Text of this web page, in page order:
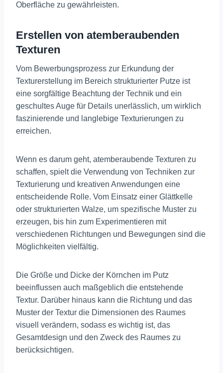
Oberfläche zu gewährleisten.
Erstellen von atemberaubenden
Texturen
Vom Bewerbungsprozess zur Erkundung der
Texturerstellung im Bereich strukturierter Putze ist
eine sorgfältige Beachtung der Technik und ein
geschultes Auge für Details unerlässlich, um wirklich
faszinierende und langlebige Texturierungen zu
erreichen.
Wenn es darum geht, atemberaubende Texturen zu
schaffen, spielt die Verwendung von Techniken zur
Texturierung und kreativen Anwendungen eine
entscheidende Rolle. Vom Einsatz einer Glättkelle
oder strukturierten Walze, um spezifische Muster zu
erzeugen, bis hin zum Experimentieren mit
verschiedenen Richtungen und Bewegungen sind die
Möglichkeiten vielfältig.
Die Größe und Dicke der Körnchen im Putz
beeinflussen auch maßgeblich die entstehende
Textur. Darüber hinaus kann die Richtung und das
Muster der Textur die Dimensionen des Raumes
visuell verändern, sodass es wichtig ist, das
Gesamtdesign und den Zweck des Raumes zu
berücksichtigen.